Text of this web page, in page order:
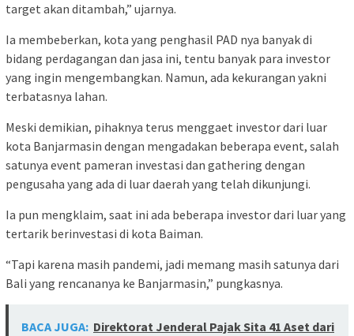
target akan ditambah,” ujarnya.
Ia membeberkan, kota yang penghasil PAD nya banyak di
bidang perdagangan dan jasa ini, tentu banyak para investor
yang ingin mengembangkan. Namun, ada kekurangan yakni
terbatasnya lahan.
Meski demikian, pihaknya terus menggaet investor dari luar
kota Banjarmasin dengan mengadakan beberapa event, salah
satunya event pameran investasi dan gathering dengan
pengusaha yang ada di luar daerah yang telah dikunjungi.
Ia pun mengklaim, saat ini ada beberapa investor dari luar yang
tertarik berinvestasi di kota Baiman.
“Tapi karena masih pandemi, jadi memang masih satunya dari
Bali yang rencananya ke Banjarmasin,” pungkasnya.
BACA JUGA: Direktorat Jenderal Pajak Sita 41 Aset dari